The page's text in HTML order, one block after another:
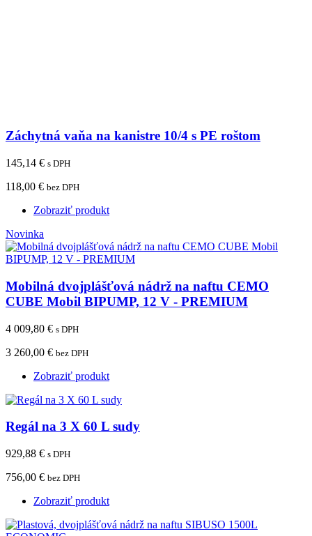
Záchytná vaňa na kanistre 10/4 s PE roštom
145,14 € s DPH
118,00 € bez DPH
Zobraziť produkt
Novinka
Mobilná dvojplášťová nádrž na naftu CEMO
CUBE Mobil BIPUMP, 12 V - PREMIUM
4 009,80 € s DPH
3 260,00 € bez DPH
Zobraziť produkt
Regál na 3 X 60 L sudy
929,88 € s DPH
756,00 € bez DPH
Zobraziť produkt